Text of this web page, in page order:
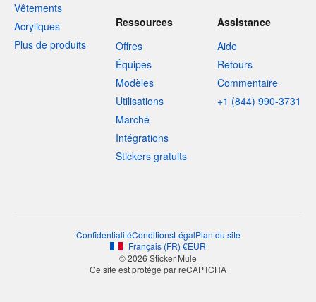
Vêtements
Acryliques
Plus de produits
Ressources
Offres
Équipes
Modèles
Utilisations
Marché
Intégrations
Stickers gratuits
Assistance
Aide
Retours
Commentaire
+1 (844) 990-3731
ConfidentialitéConditionsLégalPlan du site
Français (FR) €EUR
© 2026 Sticker Mule
Ce site est protégé par reCAPTCHA